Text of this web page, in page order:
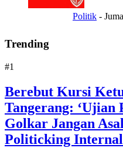
Politik -
Trending
#1
Berebut Kursi
Tangerang: ‘Ujian
Golkar Jangan
Politicking